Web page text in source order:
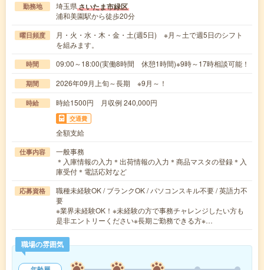
勤務地 埼玉県さいたま市緑区
浦和美園駅から徒歩20分
曜日頻度
月・火・水・木・金・土(週5日) ※月～土で週5日のシフト
を組みます。
時間 09:00～18:00(実働8時間 休憩1時間)※9時～17時相談可能！
期間 2026年09月上旬～長期 ※9月～！
時給 時給1500円 月収例 240,000円
交通費
全額支給
仕事内容
一般事務
＊入庫情報の入力＊出荷情報の入力＊商品マスタの登録＊入
庫受付＊電話応対など
応募資格
職種未経験OK / ブランクOK / パソコンスキル不要 / 英語力不
要
※業界未経験OK！※未経験の方で事務チャレンジしたい方も
是非エントリーください※長期ご勤務できる方※…
職場の雰囲気